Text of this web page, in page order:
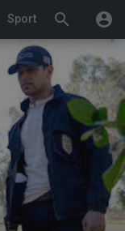
search account_circle
Sport